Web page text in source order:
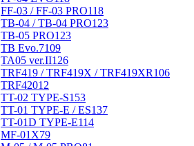
FF-03 / FF-03 PRO118
TB-04 / TB-04 PRO123
TB-05 PRO123
TB Evo.7109
TA05 ver.II126
TRF419 / TRF419X / TRF419XR106
TRF42012
TT-02 TYPE-S153
TT-01 TYPE-E / ES137
TT-01D TYPE-E114
MF-01X79